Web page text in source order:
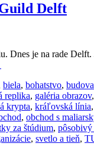
Delft
Dnes je na rade
biela, bohatstvo, budova
replika, galéria obrazov,
krypta, kráľovská línia,
, obchod s
za štúdium, pôsobivý
, svetlo a tieň,